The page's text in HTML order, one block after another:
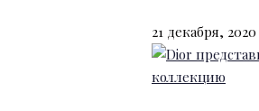
21 декабря, 2020